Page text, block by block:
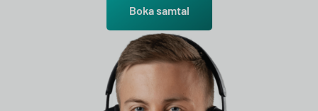
Boka samtal